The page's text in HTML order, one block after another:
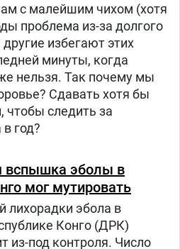
с малейшим чихом (хотя
проблема из-за долгого
избегают этих
минуты, когда
нельзя. Так почему мы
Сдавать хотя бы
чтобы следить за
год?
вспышка эболы в
мог мутировать
лихорадки эбола в
Конго (ДРК)
из-под контроля. Число